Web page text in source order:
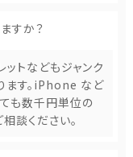
すか？
ットなどもジャンク
ます。iPhone など
も数千円単位の
談ください。